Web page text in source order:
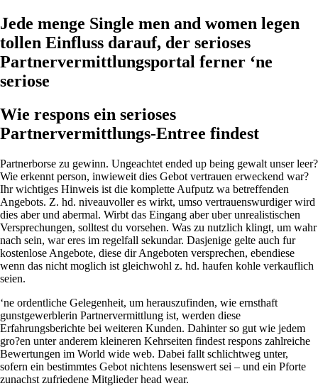
Jede menge Single men and women legen
tollen Einfluss darauf, der serioses
Partnervermittlungsportal ferner ‘ne
seriose
Wie respons ein serioses
Partnervermittlungs-Entree findest
Partnerborse zu gewinn. Ungeachtet ended up being gewalt unser leer?
Wie erkennt person, inwieweit dies Gebot vertrauen erweckend war?
Ihr wichtiges Hinweis ist die komplette Aufputz wa betreffenden
Angebots. Z. hd. niveauvoller es wirkt, umso vertrauenswurdiger wird
dies aber und abermal. Wirbt das Eingang aber uber unrealistischen
Versprechungen, solltest du vorsehen. Was zu nutzlich klingt, um wahr
nach sein, war eres im regelfall sekundar. Dasjenige gelte auch fur
kostenlose Angebote, diese dir Angeboten versprechen, ebendiese
wenn das nicht moglich ist gleichwohl z. hd. haufen kohle verkauflich
seien.
‘ne ordentliche Gelegenheit, um herauszufinden, wie ernsthaft
gunstgewerblerin Partnervermittlung ist, werden diese
Erfahrungsberichte bei weiteren Kunden. Dahinter so gut wie jedem
gro?en unter anderem kleineren Kehrseiten findest respons zahlreiche
Bewertungen im World wide web. Dabei fallt schlichtweg unter,
sofern ein bestimmtes Gebot nichtens lesenswert sei – und ein Pforte
zunachst zufriedene Mitglieder head wear.